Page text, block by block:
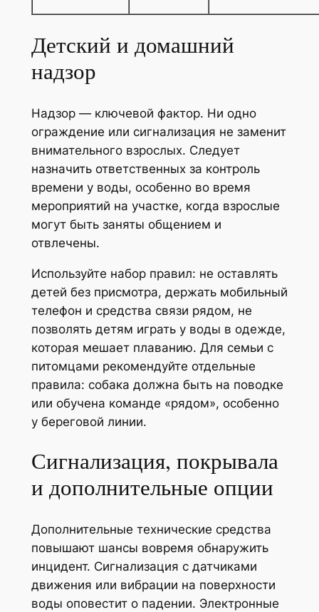
Детский и домашний
надзор
Надзор — ключевой фактор. Ни одно
ограждение или сигнализация не заменит
внимательного взрослых. Следует
назначить ответственных за контроль
времени у воды, особенно во время
мероприятий на участке, когда взрослые
могут быть заняты общением и
отвлечены.
Используйте набор правил: не оставлять
детей без присмотра, держать мобильный
телефон и средства связи рядом, не
позволять детям играть у воды в одежде,
которая мешает плаванию. Для семьи с
питомцами рекомендуйте отдельные
правила: собака должна быть на поводке
или обучена команде «рядом», особенно
у береговой линии.
Сигнализация, покрывала
и дополнительные опции
Дополнительные технические средства
повышают шансы вовремя обнаружить
инцидент. Сигнализация с датчиками
движения или вибрации на поверхности
воды оповестит о падении. Электронные